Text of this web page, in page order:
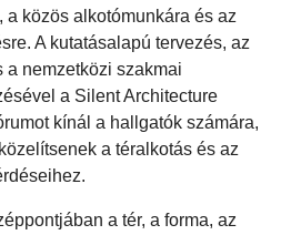
a közös alkotómunkára és az
A kutatásalapú tervezés, az
a nemzetközi szakmai
a Silent Architecture
kínál a hallgatók számára,
a téralkotás és az
a tér, a forma, az